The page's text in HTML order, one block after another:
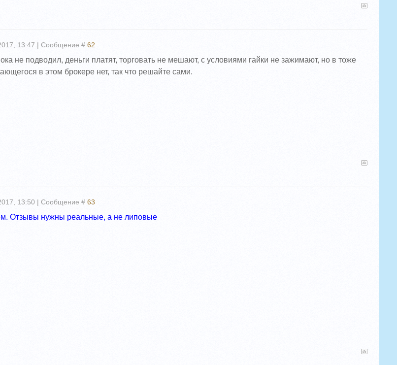
13:47 | Сообщение # 62
не подводил, деньги платят, торговать не мешают, с условиями гайки не зажимают, но в тоже
в этом брокере нет, так что решайте сами.
13:50 | Сообщение # 63
Отзывы нужны реальные, а не липовые